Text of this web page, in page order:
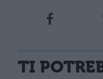
TI